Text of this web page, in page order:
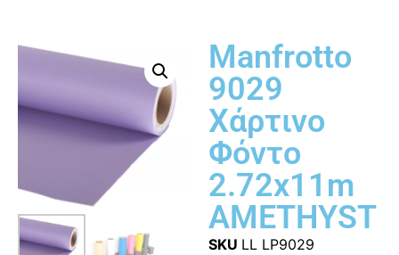
Manfrotto
9029
Χάρτινο
Φόντο
2.72x11m
AMETHYST
SKU LL LP9029